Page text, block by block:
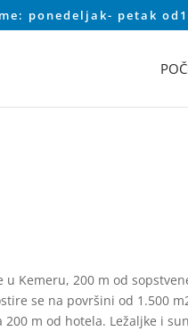
ponedeljak- petak
Kemeru, 200 m od
se na površini od 1.500
m od hotela. Ležaljke i